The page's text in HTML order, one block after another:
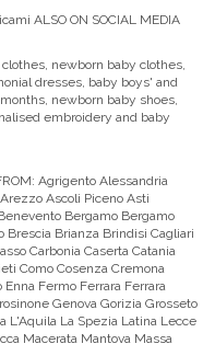
ALSO ON SOCIAL MEDIA
newborn baby clothes,
dresses, baby boys' and
newborn baby shoes,
embroidery and baby
Agrigento Alessandria
Ascoli Piceno Asti
Bergamo Bergamo
Brescia Brianza Brindisi Cagliari
Carbonia Caserta Catania
Como Cosenza Cremona
Fermo Ferrara Ferrara
Genova Gorizia Grosseto
L'Aquila La Spezia Latina Lecce
Macerata Mantova Massa